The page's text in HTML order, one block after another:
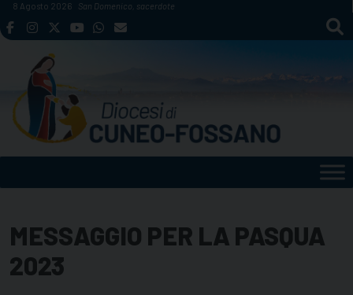
Skip
to
8 Agosto 2026 San Domenico, sacerdote
MESSAGGIO PER LA PASQUA
2023